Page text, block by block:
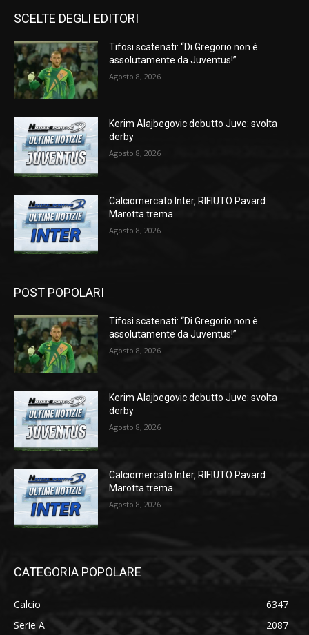
SCELTE DEGLI EDITORI
Tifosi scatenati: “Di Gregorio non è
assolutamente da Juventus!”
Agosto 8, 2026
Kerim Alajbegovic debutto Juve: svolta
derby
Agosto 8, 2026
Calciomercato Inter, RIFIUTO Pavard:
Marotta trema
Agosto 8, 2026
POST POPOLARI
Tifosi scatenati: “Di Gregorio non è
assolutamente da Juventus!”
Agosto 8, 2026
Kerim Alajbegovic debutto Juve: svolta
derby
Agosto 8, 2026
Calciomercato Inter, RIFIUTO Pavard:
Marotta trema
Agosto 8, 2026
CATEGORIA POPOLARE
Calcio
6347
Serie A
2087